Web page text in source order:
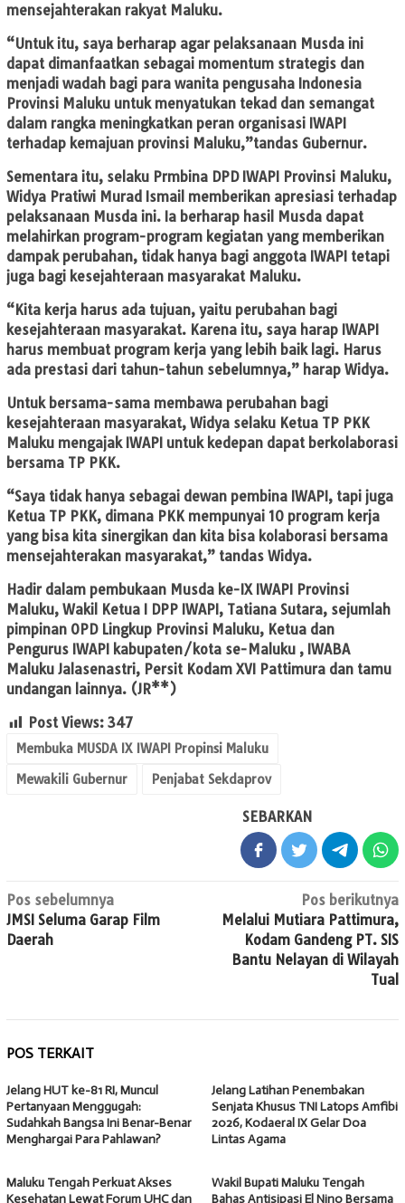
mensejahterakan rakyat Maluku.
“Untuk itu, saya berharap agar pelaksanaan Musda ini
dapat dimanfaatkan sebagai momentum strategis dan
menjadi wadah bagi para wanita pengusaha Indonesia
Provinsi Maluku untuk menyatukan tekad dan semangat
dalam rangka meningkatkan peran organisasi IWAPI
terhadap kemajuan provinsi Maluku,”tandas Gubernur.
Sementara itu, selaku Prmbina DPD IWAPI Provinsi Maluku,
Widya Pratiwi Murad Ismail memberikan apresiasi terhadap
pelaksanaan Musda ini. Ia berharap hasil Musda dapat
melahirkan program-program kegiatan yang memberikan
dampak perubahan, tidak hanya bagi anggota IWAPI tetapi
juga bagi kesejahteraan masyarakat Maluku.
“Kita kerja harus ada tujuan, yaitu perubahan bagi
kesejahteraan masyarakat. Karena itu, saya harap IWAPI
harus membuat program kerja yang lebih baik lagi. Harus
ada prestasi dari tahun-tahun sebelumnya,” harap Widya.
Untuk bersama-sama membawa perubahan bagi
kesejahteraan masyarakat, Widya selaku Ketua TP PKK
Maluku mengajak IWAPI untuk kedepan dapat berkolaborasi
bersama TP PKK.
“Saya tidak hanya sebagai dewan pembina IWAPI, tapi juga
Ketua TP PKK, dimana PKK mempunyai 10 program kerja
yang bisa kita sinergikan dan kita bisa kolaborasi bersama
mensejahterakan masyarakat,” tandas Widya.
Hadir dalam pembukaan Musda ke-IX IWAPI Provinsi
Maluku, Wakil Ketua I DPP IWAPI, Tatiana Sutara, sejumlah
pimpinan OPD Lingkup Provinsi Maluku, Ketua dan
Pengurus IWAPI kabupaten/kota se-Maluku , IWABA
Maluku Jalasenastri, Persit Kodam XVI Pattimura dan tamu
undangan lainnya. (JR**)
Post Views: 347
Membuka MUSDA IX IWAPI Propinsi Maluku
Mewakili Gubernur
Penjabat Sekdaprov
SEBARKAN
Navigasi
pos
Pos sebelumnya
JMSI Seluma Garap Film
Daerah
Pos berikutnya
Melalui Mutiara Pattimura,
Kodam Gandeng PT. SIS
Bantu Nelayan di Wilayah
Tual
POS TERKAIT
Jelang HUT ke-81 RI, Muncul
Pertanyaan Menggugah:
Sudahkah Bangsa Ini Benar-Benar
Menghargai Para Pahlawan?
Jelang Latihan Penembakan
Senjata Khusus TNI Latops Amfibi
2026, Kodaeral IX Gelar Doa
Lintas Agama
Maluku Tengah Perkuat Akses
Kesehatan Lewat Forum UHC dan
Wakil Bupati Maluku Tengah
Bahas Antisipasi El Nino Bersama